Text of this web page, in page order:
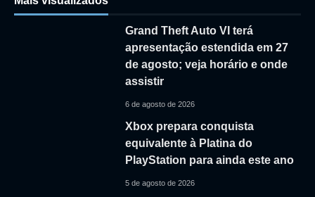
Grand Theft Auto VI terá
apresentação estendida em 27
de agosto; veja horário e onde
assistir
6 de agosto de 2026
Xbox prepara conquista
equivalente à Platina do
PlayStation para ainda este ano
5 de agosto de 2026